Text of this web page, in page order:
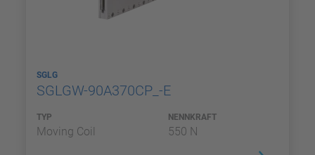
SGLG
SGLGW-90A370CP_-E
TYP
Moving Coil
NENNKRAFT
550 N